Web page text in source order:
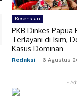
Kesehatan
PKB Dinkes Papua
Terlayani di Isim,
Kasus Dominan
Redaksi - 6 Agustus
-